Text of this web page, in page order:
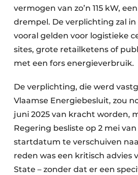
vermogen van zo’n 115 kW,
drempel. De verplichting zal
vooral gelden voor logistieke
sites, grote retailketens of
met een fors energieverbruik.
De verplichting, die werd
Vlaamse Energiebesluit, zou
juni 2025 van kracht worden,
Regering besliste op 2 mei
startdatum te verschuiven
reden was een kritisch advies
State – zonder dat er een